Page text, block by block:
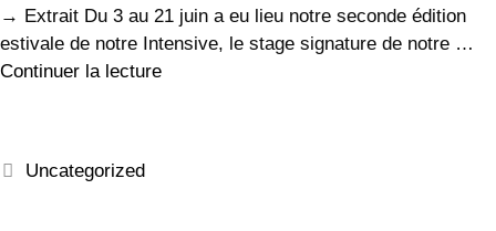
→ Extrait Du 3 au 21 juin a eu lieu notre seconde édition
estivale de notre Intensive, le stage signature de notre …
Continuer la lecture
Uncategorized